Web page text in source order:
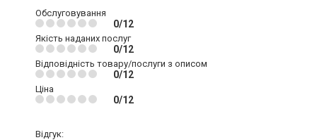
Обслуговування
0/12
Якість наданих послуг
0/12
Відповідність товару/послуги з описом
0/12
Ціна
0/12
Відгук: